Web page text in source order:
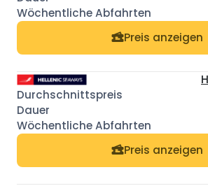
Preis anzeigen
Preis anzeigen